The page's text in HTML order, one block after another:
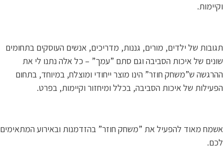
של ילדים, מורים, גננות, מדריכים, אנשים העוסקים בתחומים
של איכות הסביבה וגם סתם ”עמך” – כל אלה נתנו לי את
ש”משחק חוזר” הינו מוצר ייחודי ומוצלח, במיוחד, בתחום
של איכות הסביבה, בכלל ומיחזור וקיימות, בפרט.
מאוד להפעיל את ”משחק חוזר” בהזדמנות ובאירוע המתאימים